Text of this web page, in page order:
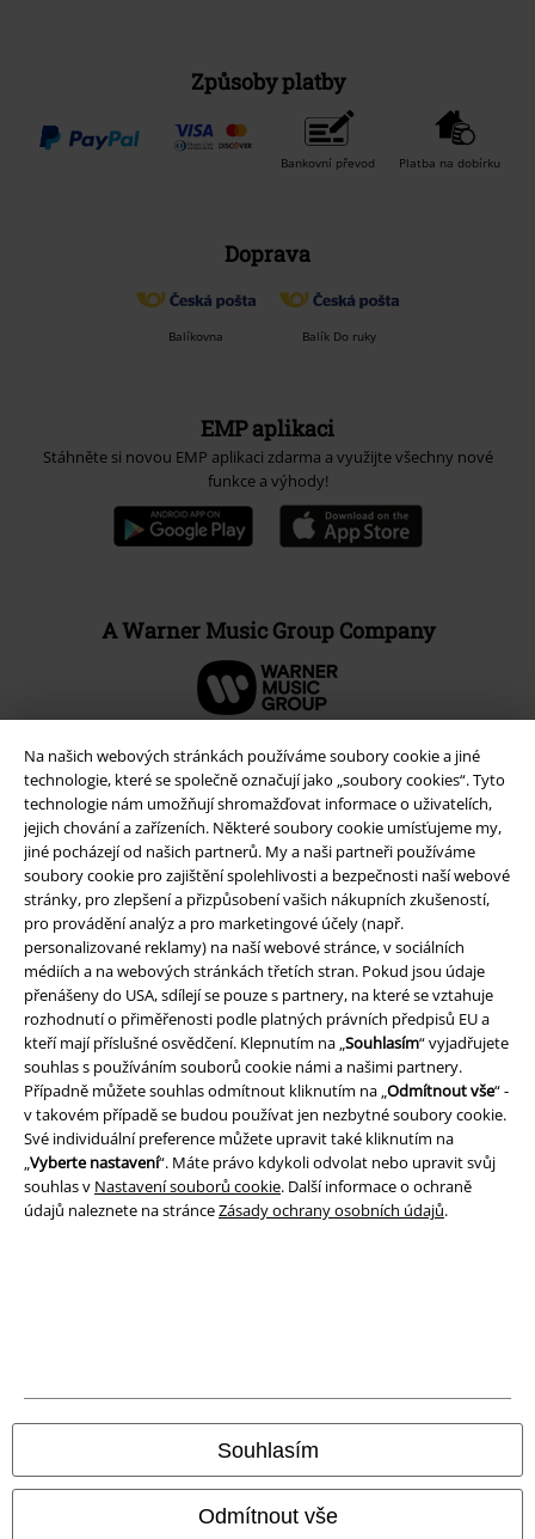
Na našich webových stránkách používáme soubory cookie a jiné
technologie, které se společně označují jako „soubory cookies“. Tyto
technologie nám umožňují shromažďovat informace o uživatelích,
jejich chování a zařízeních. Některé soubory cookie umísťujeme my,
jiné pocházejí od našich partnerů. My a naši partneři používáme
soubory cookie pro zajištění spolehlivosti a bezpečnosti naší webové
stránky, pro zlepšení a přizpůsobení vašich nákupních zkušeností,
pro provádění analýz a pro marketingové účely (např.
personalizované reklamy) na naší webové stránce, v sociálních
médiích a na webových stránkách třetích stran. Pokud jsou údaje
přenášeny do USA, sdílejí se pouze s partnery, na které se vztahuje
rozhodnutí o přiměřenosti podle platných právních předpisů EU a
kteří mají příslušné osvědčení. Klepnutím na „Souhlasím“ vyjadřujete
souhlas s používáním souborů cookie námi a našimi partnery.
Případně můžete souhlas odmítnout kliknutím na „Odmítnout vše“ -
v takovém případě se budou používat jen nezbytné soubory cookie.
Své individuální preference můžete upravit také kliknutím na
„Vyberte nastavení“. Máte právo kdykoli odvolat nebo upravit svůj
souhlas v Nastavení souborů cookie. Další informace o ochraně
údajů naleznete na stránceZásady ochrany osobních údajů.
Souhlasím
Odmítnout vše
Způsoby platby
Bankovní převod Platba na dobírku
Doprava
Balíkovna Balík Do ruky
EMP aplikaci
Stáhněte si novou EMP aplikaci zdarma a využijte všechny nové
funkce a výhody!
A Warner Music Group Company
Právní informace
Podmínky
Prohlášení
Ochrana osobních údajů
Likvidace odpadu a ochrana životního prostředí
Odstoupení od smlouvy
Všechny ceny jsou včetně DPH, bezpoštovného a balného
© 1986-2026 EMP Merchandising